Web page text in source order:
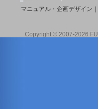
マニュアル・企画デザイン
Copyright © 2007-2026